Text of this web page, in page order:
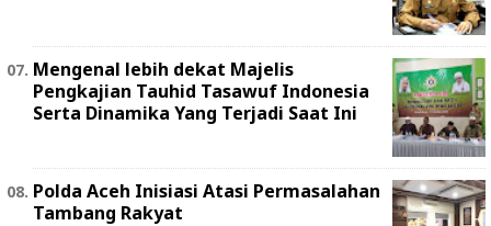
Mengenal lebih dekat Majelis
Pengkajian Tauhid Tasawuf Indonesia
Serta Dinamika Yang Terjadi Saat Ini
Polda Aceh Inisiasi Atasi Permasalahan
Tambang Rakyat